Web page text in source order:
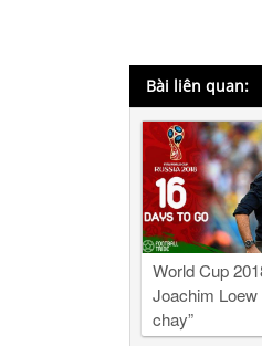
Bài liên quan:
World Cup
Joachim Loew
chay”